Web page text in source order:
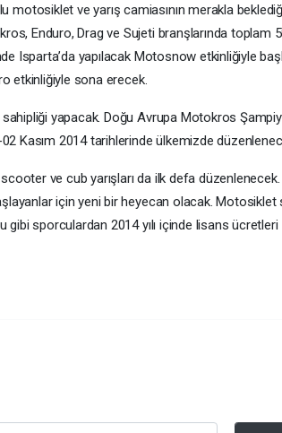
ve yarış camiasının merakla
Enduro, Drag ve Sujeti branşlarında toplam
Isparta’da yapılacak Motosnow etkinliğiyle
etkinliğiyle sona erecek.
yapacak. Doğu Avrupa Motokros
02 Kasım 2014 tarihlerinde ülkemizde
ve cub yarışları da ilk defa
için yeni bir heyecan olacak. Motosiklet
gibi sporculardan 2014 yılı içinde lisans ücretleri